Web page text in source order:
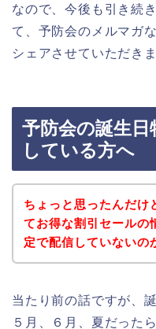
なので、今後も引き続
て、予防会のメルマガ
シェアさせていただき
予防会の誕生
している方へ
ちょっと思ったんだけ
てお得な割引セールの
定で配信していないの
当たり前の話ですが、
５月、６月、夏だった